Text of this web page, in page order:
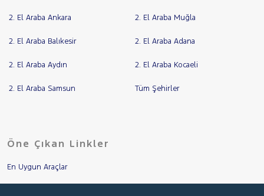
2. El Araba Ankara 2. El Araba Muğla
2. El Araba Balıkesir 2. El Araba Adana
2. El Araba Aydın 2. El Araba Kocaeli
2. El Araba Samsun Tüm Şehirler
Öne Çıkan Linkler
En Uygun Araçlar